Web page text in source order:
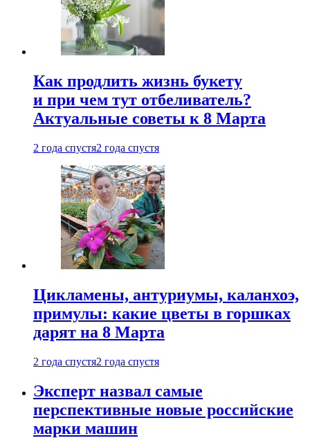
Как продлить жизнь букету
и при чем тут отбеливатель?
Актуальные советы к 8 Марта
2 года спустя2 года спустя
Цикламены, антуриумы, каланхоэ,
примулы: какие цветы в горшках
дарят на 8 Марта
2 года спустя2 года спустя
Эксперт назвал самые
перспективные новые российские
марки машин